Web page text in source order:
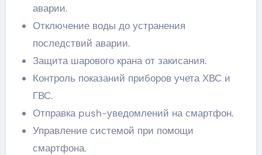
аварии.
Отключение воды до устранения
последствий аварии.
Защита шарового крана от закисания.
Контроль показаний приборов учета ХВС и
ГВС.
Отправка push-уведомлений на смартфон.
Управление системой при помощи
смартфона.